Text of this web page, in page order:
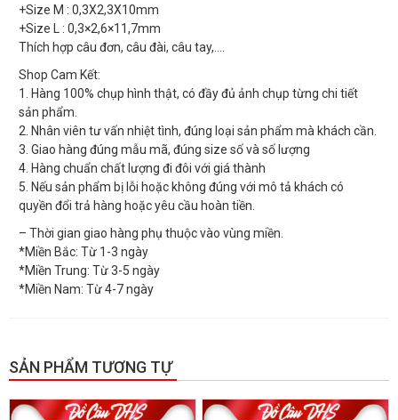
+Size M : 0,3X2,3X10mm
+Size L : 0,3×2,6×11,7mm
Thích hợp câu đơn, câu đài, câu tay,….
Shop Cam Kết:
1. Hàng 100% chụp hình thật, có đầy đủ ảnh chụp từng chi tiết
sản phẩm.
2. Nhân viên tư vấn nhiệt tình, đúng loại sản phẩm mà khách cần.
3. Giao hàng đúng mẫu mã, đúng size số và số lượng
4. Hàng chuẩn chất lượng đi đôi với giá thành
5. Nếu sản phẩm bị lỗi hoặc không đúng với mô tả khách có
quyền đổi trả hàng hoặc yêu cầu hoàn tiền.
– Thời gian giao hàng phụ thuộc vào vùng miền.
*Miền Bắc: Từ 1-3 ngày
*Miền Trung: Từ 3-5 ngày
*Miền Nam: Từ 4-7 ngày
SẢN PHẨM TƯƠNG TỰ
GIẢM GIÁ! GIẢM GIÁ!